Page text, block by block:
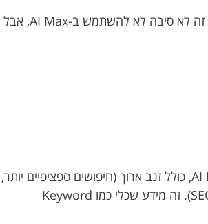
גוגל לא עובדת עם עברית ב-100% מהדיוק שהיא עובדת באנגלית. זה לא סיבה לא להשתמש ב-AI Max, אבל
ויש כאן בונוס שרוב האנשים מפספסים: מונחי החיפוש שמגלה AI Max, כולל זנב ארוך (חיפושים ספציפיים יותר,
לרוב עם פוטנציאל המרה גבוה), יכולים לשמש גם לקידום אורגני (SEO). זה מידע שכלי כמו Keyword